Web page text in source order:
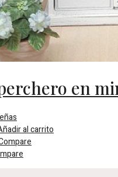
en
al carrito